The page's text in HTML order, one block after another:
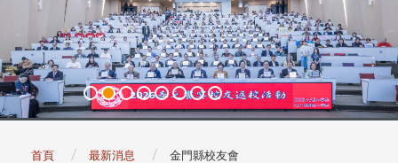
首頁 最新消息 金門縣校友會